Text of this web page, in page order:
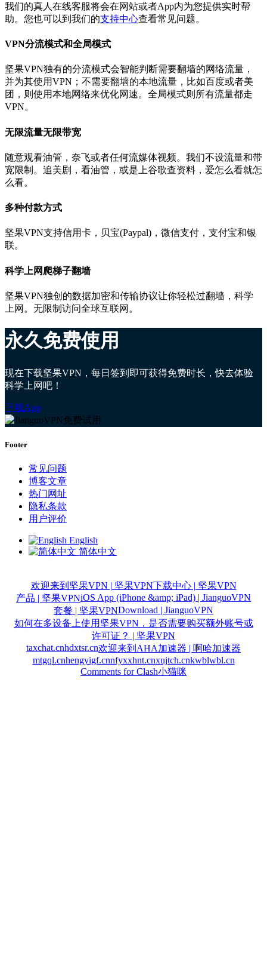
我们的真人在线客服将会在网站或者App内为您提供实时帮
助。您也可以到我们的支持中心查看常见问题。
VPN分流模式和全局模式
坚果VPN独有的分流模式会智能判断需要翻墙的网络流量，
并为其使用VPN；不需要翻墙的本地流量，比如百度或者美
团，则使用本地网络来优化网速。全局模式则所有流量都走
VPN。
无限流量无限带宽
随意观看油管，奈飞或者任何流媒体视频。我们不设流量和带
宽限制。追美剧，看油管，或是上谷歌查资料，爱怎么看就怎
么看。
多种付款方式
坚果VPN支持信用卡，贝宝(Paypal)，微信支付，支付宝和银
联。
科学上网爬梯子翻墙
坚果VPN独创的数据加密和传输协议让你轻松过翻墙，科学
上网。无限制访问全球互联网。
永久免费使用
现在下载坚果VPN，每日签到即可获得免费时长，快去体验
科学上网吧！
下载App
Footer
常见问题
博客文章
热门网址
隐私条款
用户评价
English
简体中文
欢迎来到坚果VPN | 坚果VPN下载中心 | 坚果VPN
产品 | 坚果VPNiOS App (iPhone &amp; iPad) | JianguoVPN
套餐 | 坚果VPNDownload | JianguoVPN
如何在多设备上使用坚果VPN，是否需要购买额外账号或
许可证？ | 坚果VPN
taxchat.cnhdxtsr.cn欢迎来到AHA加速器 | 啊哈加速器
mtgql.cnhengyigf.cnnfyxxhnt.cnxujtch.cnkwblwbl.cn
Comments for Clash小猫咪